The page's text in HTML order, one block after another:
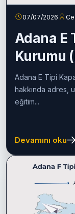
07/07/2026
Adana E
Kurumu
Rehberi
Adana E Tipi
hakkında adres,
eğitim...
Devamını oku